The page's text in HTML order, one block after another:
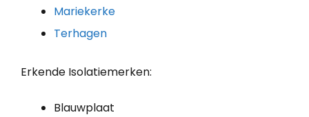
Mariekerke
Terhagen
Erkende Isolatiemerken:
Blauwplaat